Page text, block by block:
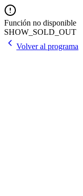
Función no disponible
SHOW_SOLD_OUT
Volver al programa